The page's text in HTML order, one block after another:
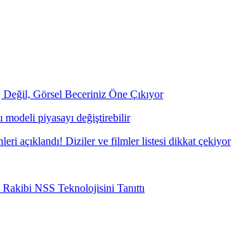
Görsel Beceriniz Öne Çıkıyor
modeli piyasayı değiştirebilir
açıklandı! Diziler ve filmler listesi dikkat çekiyor
NSS Teknolojisini Tanıttı